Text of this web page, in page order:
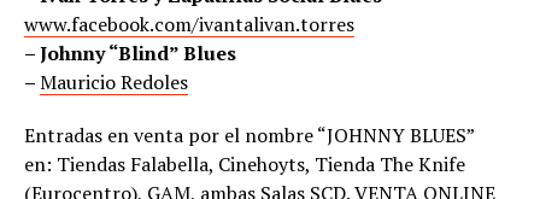
www.facebook.com/ivantalivan.torres
– Johnny “Blind” Blues
–Mauricio Redoles
Entradas en venta por el nombre “JOHNNY BLUES”
en: Tiendas Falabella, Cinehoyts, Tienda The Knife
(Eurocentro), GAM, ambas Salas SCD.VENTA ONLINE